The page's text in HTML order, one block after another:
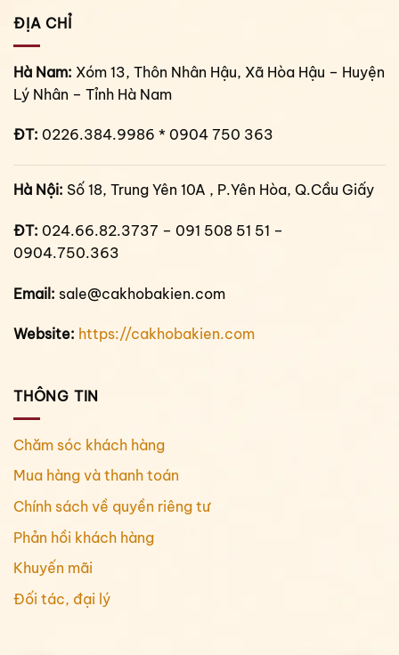
ĐỊA CHỈ
Hà Nam: Xóm 13, Thôn Nhân Hậu, Xã Hòa Hậu – Huyện
Lý Nhân – Tỉnh Hà Nam
ĐT: 0226.384.9986 * 0904 750 363
Hà Nội: Số 18, Trung Yên 10A , P.Yên Hòa, Q.Cầu Giấy
ĐT: 024.66.82.3737 – 091 508 51 51 –
0904.750.363
Email: sale@cakhobakien.com
Website: https://cakhobakien.com
THÔNG TIN
Chăm sóc khách hàng
Mua hàng và thanh toán
Chính sách về quyền riêng tư
Phản hồi khách hàng
Khuyến mãi
Đối tác, đại lý